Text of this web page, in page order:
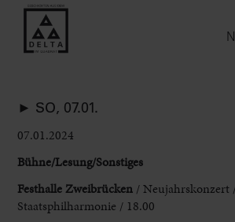
► SO, 07.01.
07.01.2024
Bühne/Lesung/Sonstiges
Festhalle Zweibrücken / Neujahrskonzert
Staatsphilharmonie / 18.00